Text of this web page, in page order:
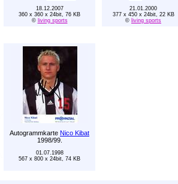
18.12.2007
360 x 360 x 24bit, 76 KB
© living sports
21.01.2000
377 x 450 x 24bit, 22 KB
© living sports
Autogrammkarte Nico Kibat
1998/99.
01.07.1998
567 x 800 x 24bit, 74 KB